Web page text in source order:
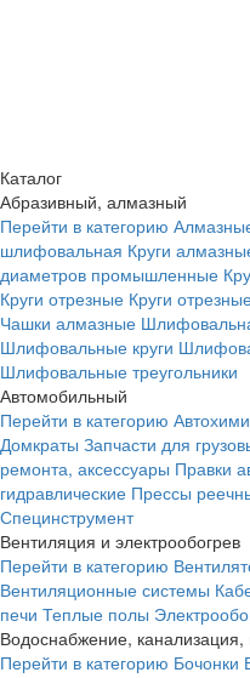
Каталог
Абразивный, алмазный
Перейти в категорию
шлифовальная Круги
диаметров промышленные
Круги отрезные Круги
Чашки алмазные
Шлифовальные круги
Шлифовальные треугольники
Автомобильный
Перейти в категорию
Домкраты Запчасти для
ремонта, аксессуары Правки
гидравлические Прессы
Специнструмент
Вентиляция и электрообогрев
Перейти в категорию
Вентиляционные системы
печи Теплые полы
Водоснабжение, канализация,
Перейти в категорию Бочонки